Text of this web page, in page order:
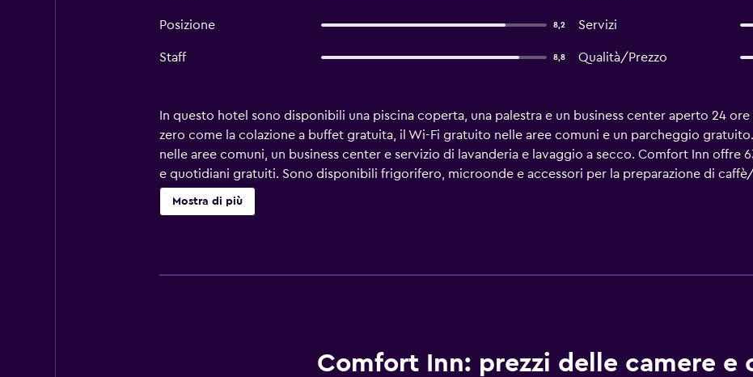
Posizione 8,2 Servizi
Staff 8,8 Qualità/Prezzo
In questo hotel sono disponibili una piscina coperta, una palestra e un business center aperto 24
zero come la colazione a buffet gratuita, il Wi-Fi gratuito nelle aree comuni e un parcheggio
nelle aree comuni, un business center e servizio di lavanderia e lavaggio a secco. Comfort Inn offre
e quotidiani gratuiti. Sono disponibili frigorifero, microonde e accessori per la preparazione di
combinazione doccia/vasca e asciugacapelli. Durante il tuo soggiorno puoi navigare su Internet
cavo gratuita. Le dotazioni business comprendono scrivania con chiamate urbane gratuite
Mostra di più
Comfort Inn: prezzi delle camere e